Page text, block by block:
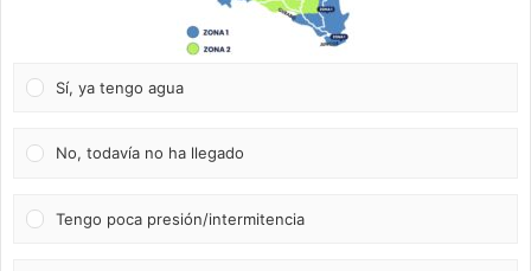
Sí, ya tengo agua
No, todavía no ha llegado
Tengo poca presión/intermitencia